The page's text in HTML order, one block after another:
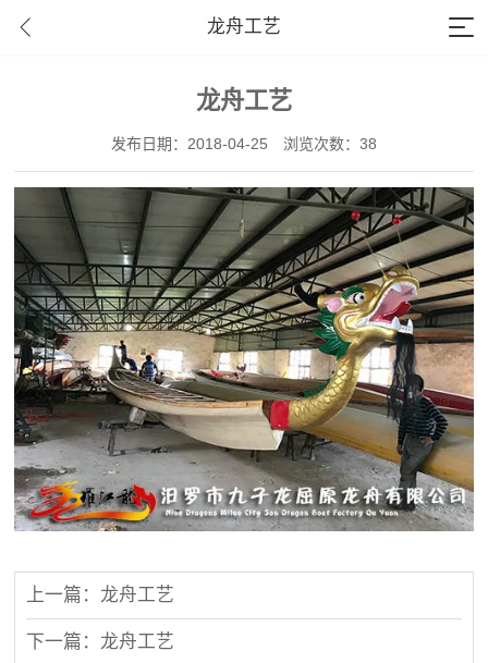
龙舟工艺
龙舟工艺
发布日期：2018-04-25 浏览次数：38
上一篇：龙舟工艺
下一篇：龙舟工艺